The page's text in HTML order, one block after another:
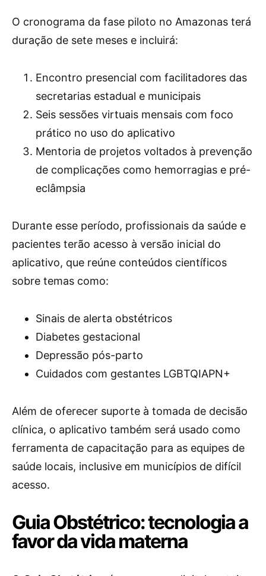
O cronograma da fase piloto no Amazonas terá
duração de sete meses e incluirá:
Encontro presencial com facilitadores das
secretarias estadual e municipais
Seis sessões virtuais mensais com foco
prático no uso do aplicativo
Mentoria de projetos voltados à prevenção
de complicações como hemorragias e pré-
eclâmpsia
Durante esse período, profissionais da saúde e
pacientes terão acesso à versão inicial do
aplicativo, que reúne conteúdos científicos
sobre temas como:
Sinais de alerta obstétricos
Diabetes gestacional
Depressão pós-parto
Cuidados com gestantes LGBTQIAPN+
Além de oferecer suporte à tomada de decisão
clínica, o aplicativo também será usado como
ferramenta de capacitação para as equipes de
saúde locais, inclusive em municípios de difícil
acesso.
Guia Obstétrico: tecnologia a
favor da vida materna